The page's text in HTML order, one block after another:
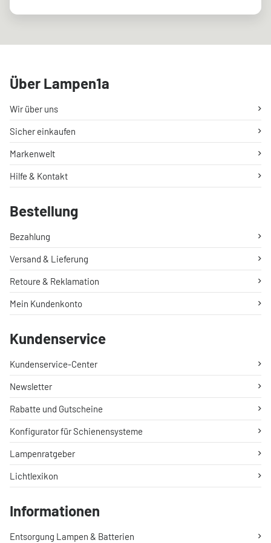
Über Lampen1a
Wir über uns
Sicher einkaufen
Markenwelt
Hilfe & Kontakt
Bestellung
Bezahlung
Versand & Lieferung
Retoure & Reklamation
Mein Kundenkonto
Kundenservice
Kundenservice-Center
Newsletter
Rabatte und Gutscheine
Konfigurator für Schienensysteme
Lampenratgeber
Lichtlexikon
Informationen
Entsorgung Lampen & Batterien